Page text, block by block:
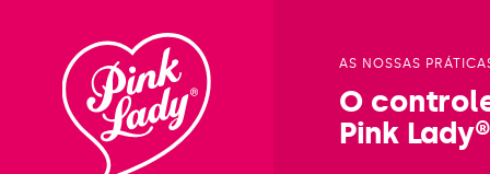
inhoud
AS NOSSAS
O
Pink Lady®